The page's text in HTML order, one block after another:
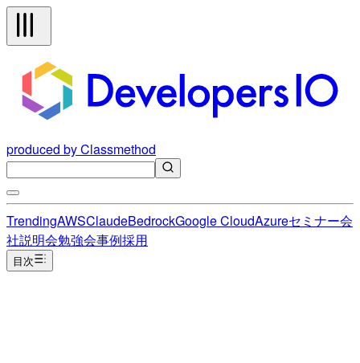
produced by Classmethod
TrendingAWSClaudeBedrockGoogle CloudAzureセミナー会
社説明会勉強会事例採用
目次